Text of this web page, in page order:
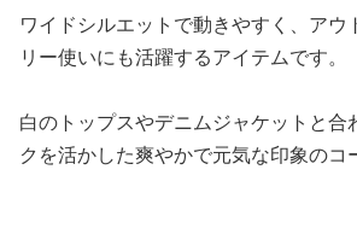
ワイドシルエットで動きやすく、アウ
リー使いにも活躍するアイテムです。
白のトップスやデニムジャケットと合
クを活かした爽やかで元気な印象のコ